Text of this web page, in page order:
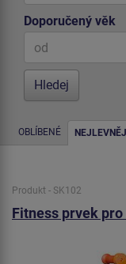
Doporučený věk
OBLÍBENÉ
Produkt - SK102
Fitness prvek